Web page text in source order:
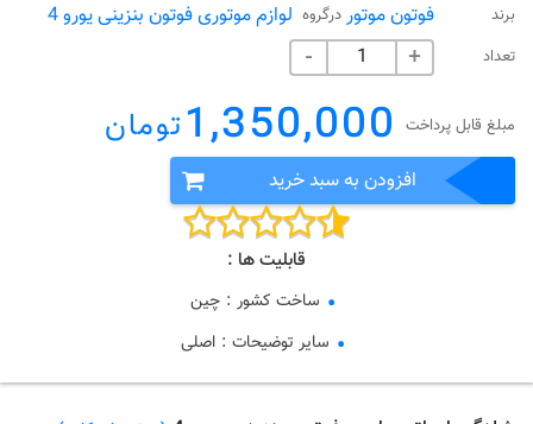
برند فوتون موتور درگروه لوازم موتوری فوتون بنزینی یورو 4
تعداد - +
مبلغ قابل پرداخت 1,350,000تومان
افزودن به سبد خرید
قابلیت ها :
ساخت کشور : چین
سایر توضیحات : اصلی